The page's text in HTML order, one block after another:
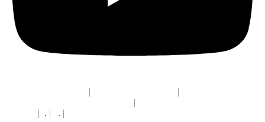
|
|
|
| . | . |